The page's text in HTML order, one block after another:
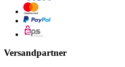
Versandpartner